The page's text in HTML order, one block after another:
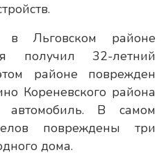
в Льговском районе
получил 32-летний
районе поврежден
Кореневского района
автомобиль. В самом
повреждены три
дома.